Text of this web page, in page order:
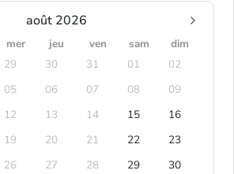
août 2026
mer jeu ven sam
dim
29 30 31 01
02
05 06 07 08
09
12 13 14 15
16
19 20 21 22
23
26 27 28 29
30